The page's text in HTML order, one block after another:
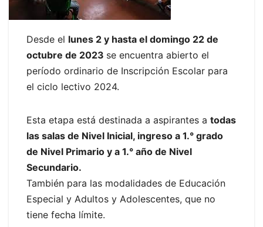
Desde el lunes 2 y hasta el domingo 22 de
octubre de 2023 se encuentra abierto el
período ordinario de Inscripción Escolar para
el ciclo lectivo 2024.
Esta etapa está destinada a aspirantes a todas
las salas de Nivel Inicial, ingreso a 1.° grado
de Nivel Primario y a 1.° año de Nivel
Secundario.
También para las modalidades de Educación
Especial y Adultos y Adolescentes, que no
tiene fecha límite.